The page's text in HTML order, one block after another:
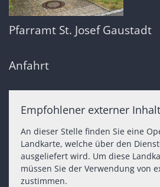
Pfarramt St. Josef Gaustadt
Anfahrt
Empfohlener externer Inhalt
An dieser Stelle finden Sie eine
Landkarte, welche über den
ausgeliefert wird. Um diese
müssen Sie der Verwendung von
zustimmen.